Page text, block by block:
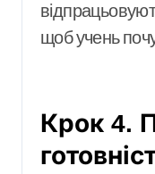
щоб учень
Крок 4.